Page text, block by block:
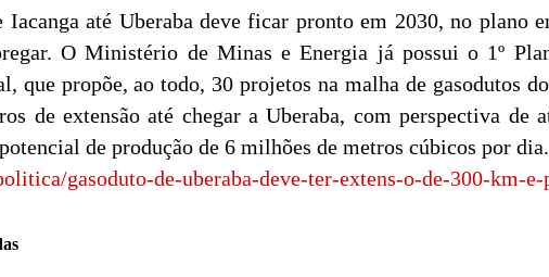
Iacanga até Uberaba deve ficar pronto em 2030, no plano
O Ministério de Minas e Energia já possui o 1º
que propõe, ao todo, 30 projetos na malha de gasodutos
de extensão até chegar a Uberaba, com perspectiva de
de produção de 6 milhões de metros cúbicos por
gasoduto-de-uberaba-deve-ter-extens-o-de-300-km-